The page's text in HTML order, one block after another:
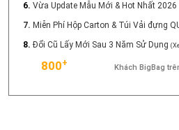
6. Vừa Update Mẫu Mới & Hot Nhất 2026
7. Miễn Phí Hộp Carton & Túi Vải đựng
8. Đổi Cũ Lấy Mới Sau 3 Năm Sử Dụng
800+ Khách BigBag